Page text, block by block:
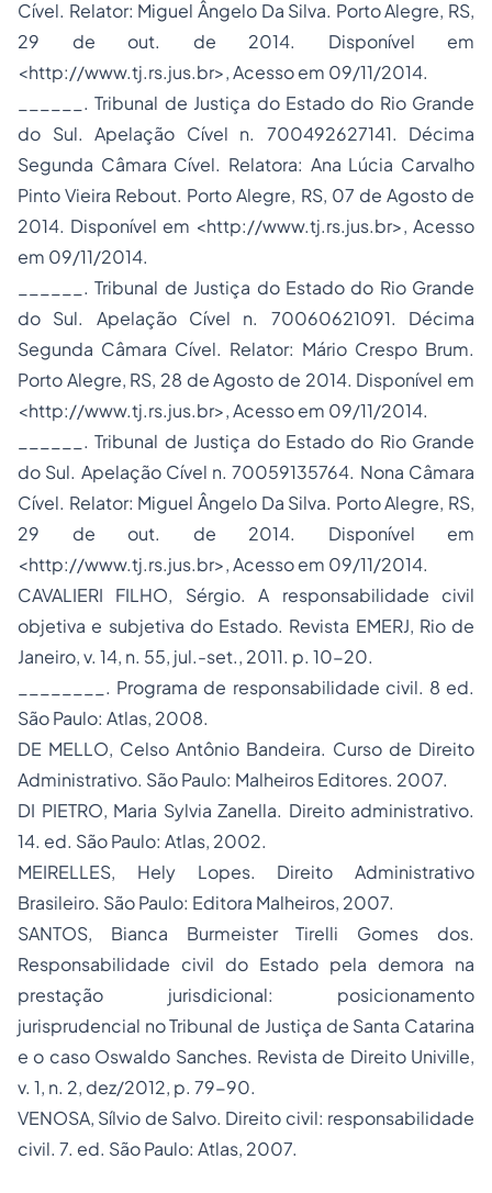
Cível. Relator: Miguel Ângelo Da Silva. Porto Alegre, RS,
29 de out. de 2014. Disponível em
<http://www.tj.rs.jus.br>, Acesso em 09/11/2014.
______. Tribunal de Justiça do Estado do Rio Grande
do Sul. Apelação Cível n. 700492627141. Décima
Segunda Câmara Cível. Relatora: Ana Lúcia Carvalho
Pinto Vieira Rebout. Porto Alegre, RS, 07 de Agosto de
2014. Disponível em <http://www.tj.rs.jus.br>, Acesso
em 09/11/2014.
______. Tribunal de Justiça do Estado do Rio Grande
do Sul. Apelação Cível n. 70060621091. Décima
Segunda Câmara Cível. Relator: Mário Crespo Brum.
Porto Alegre, RS, 28 de Agosto de 2014. Disponível em
<http://www.tj.rs.jus.br>, Acesso em 09/11/2014.
______. Tribunal de Justiça do Estado do Rio Grande
do Sul. Apelação Cível n. 70059135764. Nona Câmara
Cível. Relator: Miguel Ângelo Da Silva. Porto Alegre, RS,
29 de out. de 2014. Disponível em
<http://www.tj.rs.jus.br>, Acesso em 09/11/2014.
CAVALIERI FILHO, Sérgio. A responsabilidade civil
objetiva e subjetiva do Estado. Revista EMERJ, Rio de
Janeiro, v. 14, n. 55, jul.-set., 2011. p. 10-20.
________. Programa de responsabilidade civil. 8 ed.
São Paulo: Atlas, 2008.
DE MELLO, Celso Antônio Bandeira. Curso de Direito
Administrativo. São Paulo: Malheiros Editores. 2007.
DI PIETRO, Maria Sylvia Zanella. Direito administrativo.
14. ed. São Paulo: Atlas, 2002.
MEIRELLES, Hely Lopes. Direito Administrativo
Brasileiro. São Paulo: Editora Malheiros, 2007.
SANTOS, Bianca Burmeister Tirelli Gomes dos.
Responsabilidade civil do Estado pela demora na
prestação jurisdicional: posicionamento
jurisprudencial no Tribunal de Justiça de Santa Catarina
e o caso Oswaldo Sanches. Revista de Direito Univille,
v. 1, n. 2, dez/2012, p. 79-90.
VENOSA, Sílvio de Salvo. Direito civil: responsabilidade
civil. 7. ed. São Paulo: Atlas, 2007.